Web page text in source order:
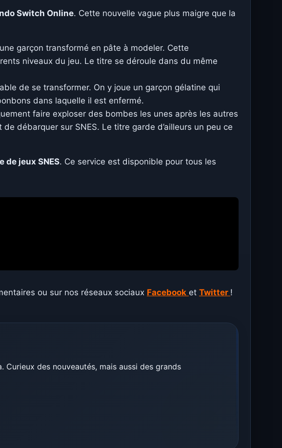
Switch Online. Cette nouvelle vague plus maigre que la
garçon transformé en pâte à modeler. Cette
niveaux du jeu. Le titre se déroule dans du même
de se transformer. On y joue un garçon gélatine qui
dans laquelle il est enfermé.
faire exploser des bombes les unes après les autres
débarquer sur SNES. Le titre garde d’ailleurs un peu ce
de jeux SNES. Ce service est disponible pour tous les
ou sur nos réseaux sociaux Facebook et Twitter !
des nouveautés, mais aussi des grands